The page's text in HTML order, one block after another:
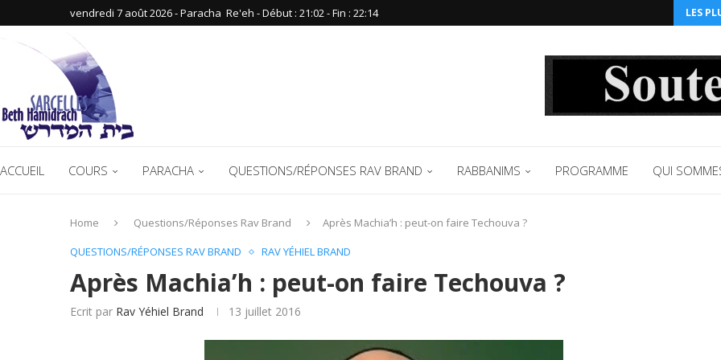
vendredi 7 août 2026 - Paracha ‪ Re'eh‬ - Début : 21:02‬ - Fin : ‪22:14‬ LES
ACCUEIL COURS PARACHA QUESTIONS/RÉPONSES RAV BRAND RABBANIMS PROGRAMME QUI
Home Questions/Réponses Rav Brand
Après Machia’h : peut-on faire Techouva ?
QUESTIONS/RÉPONSES RAV BRAND
RAV YÉHIEL BRAND
Après Machia’h : peut-on faire Techouva ?
Ecrit par Rav Yéhiel Brand 13 juillet 2016